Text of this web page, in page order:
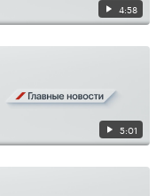
4:58
5:01